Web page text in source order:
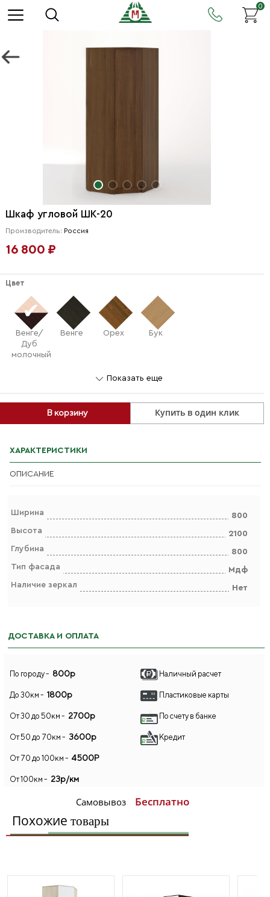
0
Шкаф угловой ШК-20
Производитель: Россия
16 800 ₽
В корзину Купить в один клик
Цвет
Венге/
Дуб
молочный
Венге Орех Бук
Показать еще
ХАРАКТЕРИСТИКИ
ОПИСАНИЕ
Ширина
800
Высота
2100
Глубина
800
Тип фасада
Мдф
Наличие зеркал
Нет
ДОСТАВКА И ОПЛАТА
По городу - 800р
До 30км - 1800р
От 30 до 50км - 2700р
От 50 до 70км - 3600р
От 70 до 100км - 4500Р
От 100км - 23р/км
Самовывоз Бесплатно
Наличный расчет
Пластиковые карты
По счету в банке
Кредит
Похожие товары